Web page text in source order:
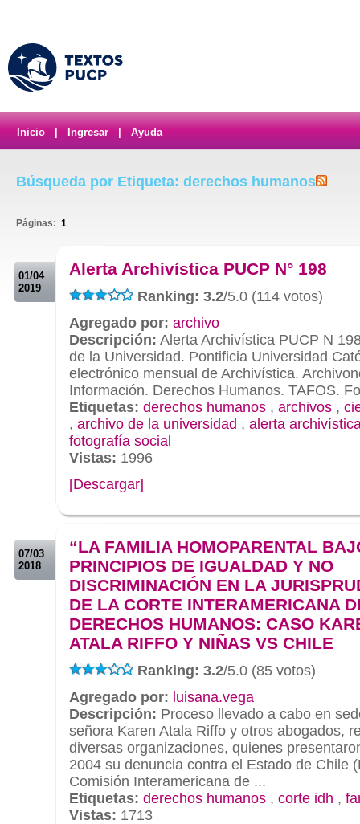
Inicio Ingresar Ayuda
Búsqueda por Etiqueta: derechos humanos
Páginas: 1
01/04
2019
Alerta Archivística PUCP N° 198
Ranking: 3.2/5.0 (114 votos)
Agregado por: archivo
Descripción: Alerta Archivística PUCP N
de la Universidad. Pontificia Universidad
electrónico mensual de Archivística.
Información. Derechos Humanos. TAFOS.
Etiquetas: derechos humanos , archivos ,
, archivo de la universidad , alerta
fotografía social
Vistas: 1996
[Descargar]
07/03
2018
“LA FAMILIA HOMOPARENTAL
PRINCIPIOS DE IGUALDAD Y NO
DISCRIMINACIÓN EN LA
DE LA CORTE INTERAMERICANA
DERECHOS HUMANOS: CASO
ATALA RIFFO Y NIÑAS VS CHILE
Ranking: 3.2/5.0 (85 votos)
Agregado por: luisana.vega
Descripción: Proceso llevado a cabo en
señora Karen Atala Riffo y otros abogados,
diversas organizaciones, quienes
2004 su denuncia contra el Estado de Chile
Comisión Interamericana de ...
Etiquetas: derechos humanos , corte idh ,
Vistas: 1713